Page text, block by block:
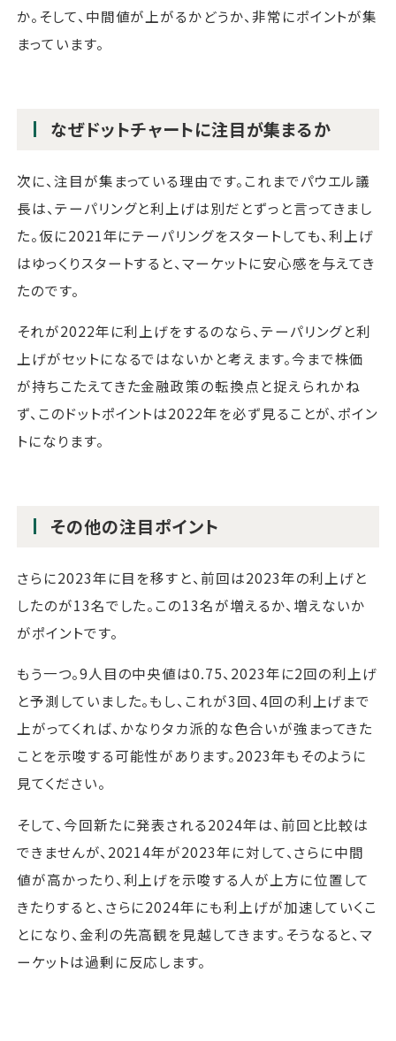
か。そして、中間値が上がるかどうか、非常にポイントが集
まっています。
なぜドットチャートに注目が集まるか
次に、注目が集まっている理由です。これまでパウエル議
長は、テーパリングと利上げは別だとずっと言ってきまし
た。仮に2021年にテーパリングをスタートしても、利上げ
はゆっくりスタートすると、マーケットに安心感を与えてき
たのです。
それが2022年に利上げをするのなら、テーパリングと利
上げがセットになるではないかと考えます。今まで株価
が持ちこたえてきた金融政策の転換点と捉えられかね
ず、このドットポイントは2022年を必ず見ることが、ポイン
トになります。
その他の注目ポイント
さらに2023年に目を移すと、前回は2023年の利上げと
したのが13名でした。この13名が増えるか、増えないか
がポイントです。
もう一つ。9人目の中央値は0.75、2023年に2回の利上げ
と予測していました。もし、これが3回、4回の利上げまで
上がってくれば、かなりタカ派的な色合いが強まってきた
ことを示唆する可能性があります。2023年もそのように
見てください。
そして、今回新たに発表される2024年は、前回と比較は
できませんが、20214年が2023年に対して、さらに中間
値が高かったり、利上げを示唆する人が上方に位置して
きたりすると、さらに2024年にも利上げが加速していくこ
とになり、金利の先高観を見越してきます。そうなると、マ
ーケットは過剰に反応します。